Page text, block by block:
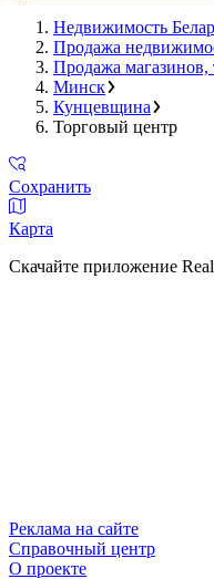
Недвижимость
Продажа
Продажа
Минск
Кунцевщина
Торговый центр
Сохранить
Карта
Скачайте приложение
Реклама на сайте
Справочный центр
О проекте